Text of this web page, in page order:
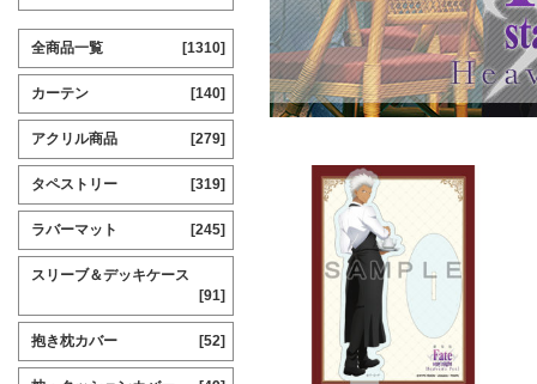
全商品一覧 [1310]
カーテン [140]
アクリル商品 [279]
タペストリー [319]
ラバーマット [245]
スリーブ＆デッキケース
[91]
抱き枕カバー [52]